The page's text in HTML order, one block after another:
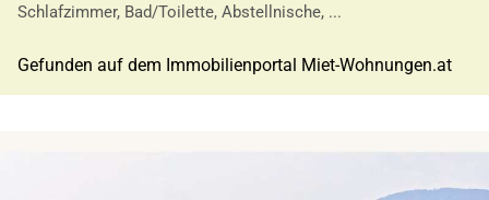
Schlafzimmer, Bad/Toilette, Abstellnische, ...
Gefunden auf dem Immobilienportal Miet-Wohnungen.at